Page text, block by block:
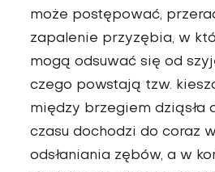
może postępować,
zapalenie przyzębia, w
mogą odsuwać się od
czego powstają tzw.
między brzegiem dziąsła
czasu dochodzi do coraz
odsłaniania zębów, a w